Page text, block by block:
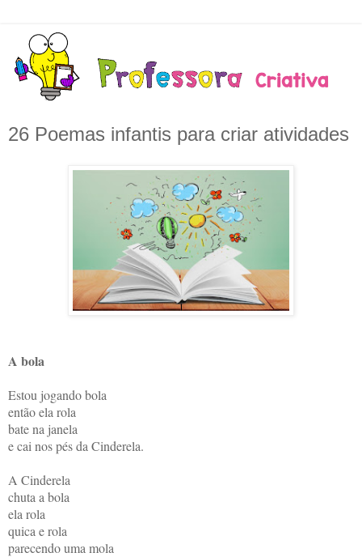
26 Poemas infantis para criar atividades
A bola
Estou jogando bola
então ela rola
bate na janela
e cai nos pés da Cinderela.
A Cinderela
chuta a bola
ela rola
quica e rola
parecendo uma mola